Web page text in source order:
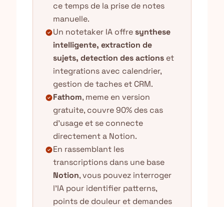
ce temps de la prise de notes
manuelle.
check_circleUn notetaker IA offre synthese
intelligente, extraction de
sujets, detection des actions et
integrations avec calendrier,
gestion de taches et CRM.
check_circleFathom, meme en version
gratuite, couvre 90% des cas
d'usage et se connecte
directement a Notion.
check_circleEn rassemblant les
transcriptions dans une base
Notion, vous pouvez interroger
l'IA pour identifier patterns,
points de douleur et demandes